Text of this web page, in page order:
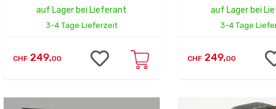
auf Lager bei Lieferant
3-4 Tage Lieferzeit
CHF 249,00
auf Lager bei
3-4 Tage
CHF249,00